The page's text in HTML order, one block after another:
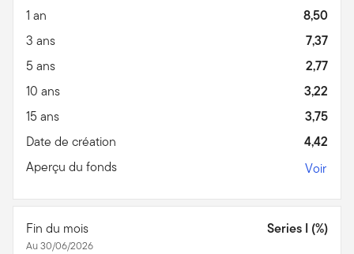
1 an
8,50
3 ans
7,37
5 ans
2,77
10 ans
3,22
15 ans
3,75
Date de création
4,42
Aperçu du fonds
Voir
Fin du mois
Au 30/06/2026
Series I (%)